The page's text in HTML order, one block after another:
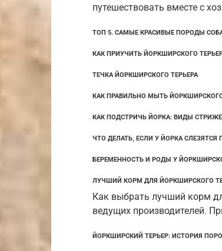
путешествовать вместе с
ТОП 5. САМЫЕ КРАСИВЫЕ ПОРОДЫ
КАК ПРИУЧИТЬ ЙОРКШИРСКОГО
ТЕЧКА ЙОРКШИРСКОГО ТЕРЬЕРА
КАК ПРАВИЛЬНО МЫТЬ
КАК ПОДСТРИЧЬ ЙОРКА: ВИДЫ
ЧТО ДЕЛАТЬ, ЕСЛИ У ЙОРКА СЛЕЗЯТСЯ
БЕРЕМЕННОСТЬ И РОДЫ У
ЛУЧШИЙ КОРМ ДЛЯ ЙОРКШИРСКОГО
Как выбрать лучший корм
ведущих производителей.
ЙОРКШИРСКИЙ ТЕРЬЕР: ИСТОРИЯ